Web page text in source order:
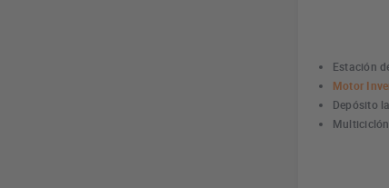
Estación
Motor
Depósito